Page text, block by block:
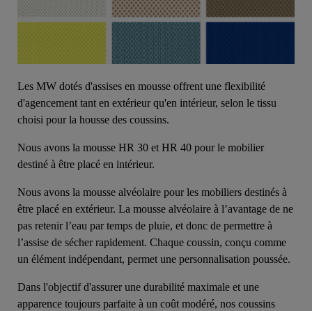
Les MW dotés d'assises en mousse offrent une flexibilité
d'agencement tant en extérieur qu'en intérieur, selon le tissu
choisi pour la housse des coussins.
Nous avons la mousse HR 30 et HR 40 pour le mobilier
destiné à être placé en intérieur.
Nous avons la mousse alvéolaire pour les mobiliers destinés à
être placé en extérieur. La mousse alvéolaire à l’avantage de ne
pas retenir l’eau par temps de pluie, et donc de permettre à
l’assise de sécher rapidement. Chaque coussin, conçu comme
un élément indépendant, permet une personnalisation poussée.
Dans l'objectif d'assurer une durabilité maximale et une
apparence toujours parfaite à un coût modéré, nos coussins